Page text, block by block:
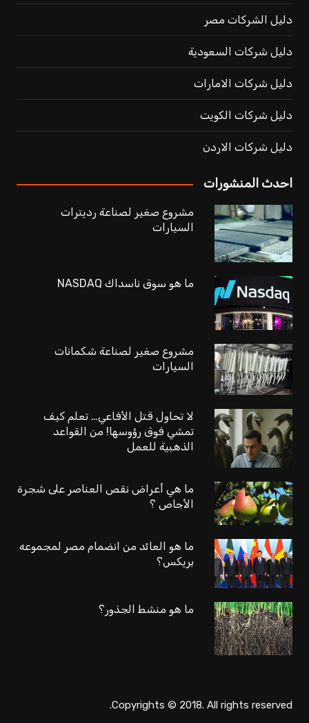
دليل الشركات مصر
دليل شركات السعودية
دليل شركات الامارات
دليل شركات الكويت
دليل شركات الاردن
احدث المنشورات
مشروع صغير لصناعة رديترات
السيارات
ما هو سوق ناسداك NASDAQ
مشروع صغير لصناعة شكمانات
السيارات
لا تحاول قتل الأفاعي… تعلم كيف
تمشي فوق رؤوسها! من القواعد
الذهبية للعمل
ما هي أعراض نقص العناصر على شجرة
الأجاص ؟
ما هو العائد من انضمام مصر لمجموعه
بريكس؟
ما هو منشط الجذور؟
Copyrights © 2018. All rights reserved.